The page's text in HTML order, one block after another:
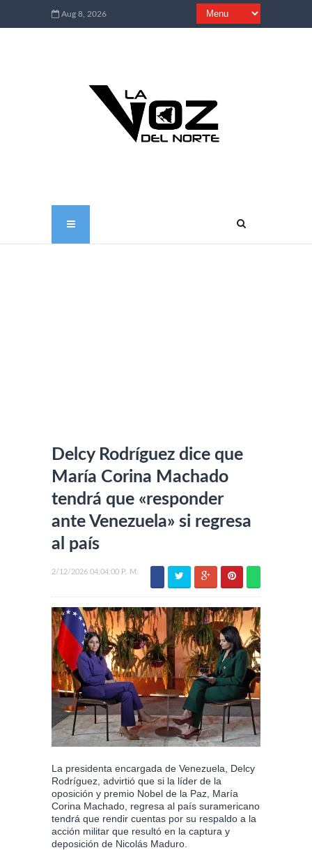
Aug 8, 2026
Delcy Rodríguez dice que
María Corina Machado
tendrá que «responder
ante Venezuela» si regresa
al país
2/12/2026 04:04:00 P. M.
La presidenta encargada de Venezuela, Delcy
Rodríguez, advirtió que si la líder de la
oposición y premio Nobel de la Paz, María
Corina Machado, regresa al país suramericano
tendrá que rendir cuentas por su respaldo a la
acción militar que resultó en la captura y
deposición de Nicolás Maduro.